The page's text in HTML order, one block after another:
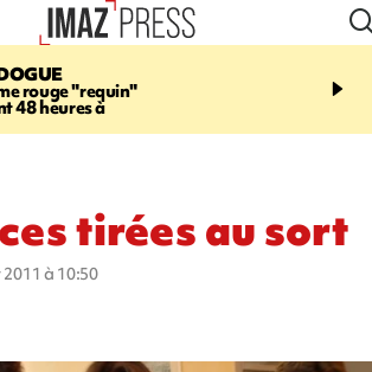
rouge "requin"
48 heures à
11:31
poutres en aluminium
tirées au sort
à 10:50